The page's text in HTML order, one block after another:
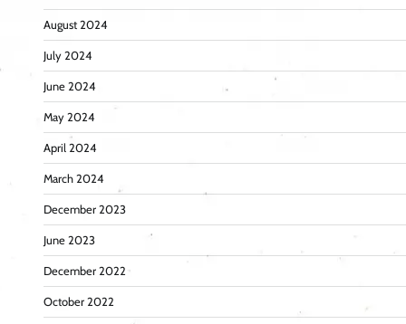
August 2024
July 2024
June 2024
May 2024
April 2024
March 2024
December 2023
June 2023
December 2022
October 2022